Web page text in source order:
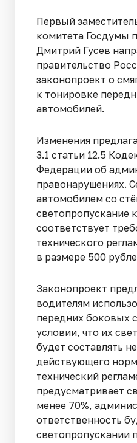
Первый
комитета Госдумы
Дмитрий Гусев
правительство
законопроект о
к тонировке
автомобилей.
Изменения
3.1 статьи 12.5
Федерации об
правонарушениях.
автомобилем со
светопропускание
соответствует
технического
в размере 500
Законопроект
водителям
передних боковых
условии, что их
будет составлять
действующего
технический
предусматривает
менее 70%,
ответственность
светопропускании